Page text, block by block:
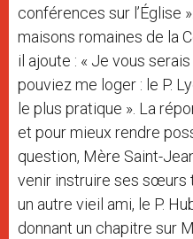
conférences sur l’Église
maisons romaines de la
il ajoute : « Je vous
pouviez me loger : le P.
le plus pratique ». La
et pour mieux rendre
question, Mère Saint-
venir instruire ses sœurs
un autre vieil ami, le P.
donnant un chapitre sur